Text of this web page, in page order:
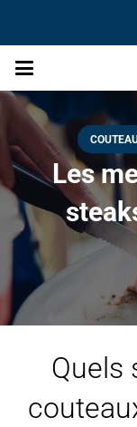
Les
Quels